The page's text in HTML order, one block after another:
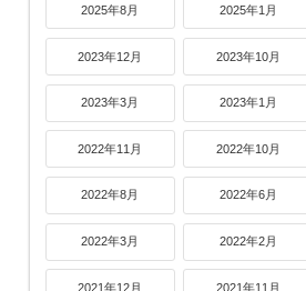
2025年8月 2025年1月
2023年12月 2023年10月
2023年3月 2023年1月
2022年11月 2022年10月
2022年8月 2022年6月
2022年3月 2022年2月
2021年12月 2021年11月